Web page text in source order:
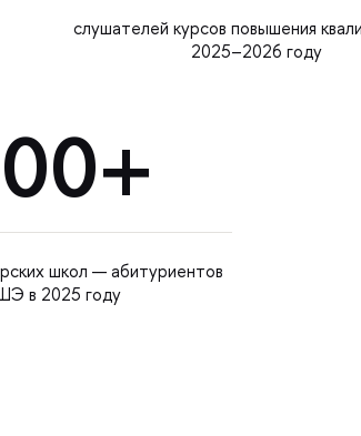
слушателей курсов повышения
2025–2026 году
школ — абитуриентов
в 2025 году